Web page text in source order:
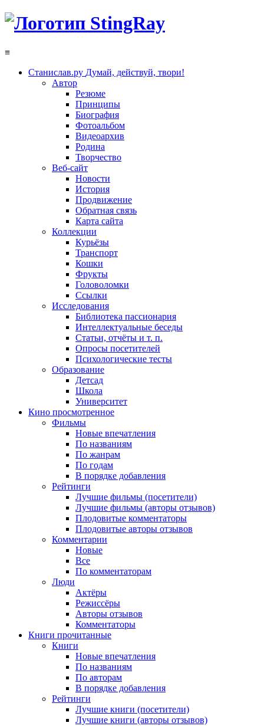
≡
Станислав.ру Думай, действуй, твори!
Автор
Резюме
Принципы
Биография
Фотоальбом
Видеоархив
Родина
Творчество
Веб-сайт
Новости
История
Продвижение
Обратная связь
Карта сайта
Коллекции
Курьёзы
Транспорт
Кошки
Фрукты
Головоломки
Ссылки
Исследования
Библиотека пассионария
Интеллектуальные беседы
Статьи, отчёты и т. п.
Опросы посетителей
Психологические тесты
Образование
Детсад
Школа
Университет
Кино просмотренное
Фильмы
Новые впечатления
По названиям
По жанрам
По годам
В порядке добавления
Рейтинги
Лучшие фильмы (посетители)
Лучшие фильмы (авторы отзывов)
Плодовитые комментаторы
Плодовитые авторы отзывов
Комментарии
Новые
Все
По комментаторам
Люди
Актёры
Режиссёры
Авторы отзывов
Комментаторы
Книги прочитанные
Книги
Новые впечатления
По названиям
По авторам
В порядке добавления
Рейтинги
Лучшие книги (посетители)
Лучшие книги (авторы отзывов)